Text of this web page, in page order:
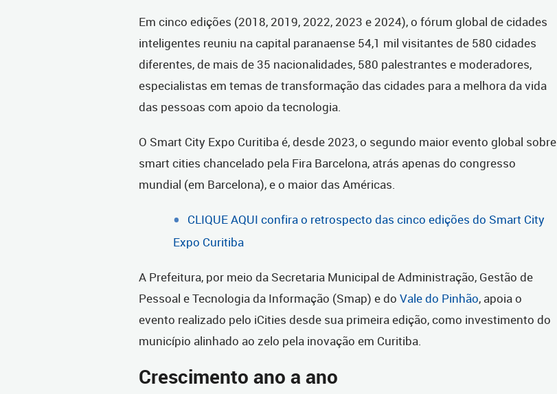
Em cinco edições (2018, 2019, 2022, 2023 e 2024), o fórum global de cidades
inteligentes reuniu na capital paranaense 54,1 mil visitantes de 580 cidades
diferentes, de mais de 35 nacionalidades, 580 palestrantes e moderadores,
especialistas em temas de transformação das cidades para a melhora da vida
das pessoas com apoio da tecnologia.
O Smart City Expo Curitiba é, desde 2023, o segundo maior evento global sobre
smart cities chancelado pela Fira Barcelona, atrás apenas do congresso
mundial (em Barcelona), e o maior das Américas.
CLIQUE AQUI confira o retrospecto das cinco edições do Smart City
Expo Curitiba
A Prefeitura, por meio da Secretaria Municipal de Administração, Gestão de
Pessoal e Tecnologia da Informação (Smap) e do Vale do Pinhão, apoia o
evento realizado pelo iCities desde sua primeira edição, como investimento do
município alinhado ao zelo pela inovação em Curitiba.
Crescimento ano a ano